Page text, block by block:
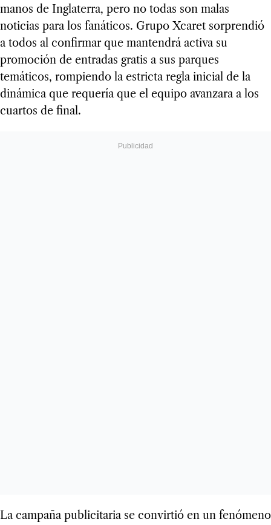
manos de Inglaterra, pero no todas son malas
noticias para los fanáticos. Grupo Xcaret sorprendió
a todos al confirmar que mantendrá activa su
promoción de entradas gratis a sus parques
temáticos, rompiendo la estricta regla inicial de la
dinámica que requería que el equipo avanzara a los
cuartos de final.
La campaña publicitaria se convirtió en un fenómeno